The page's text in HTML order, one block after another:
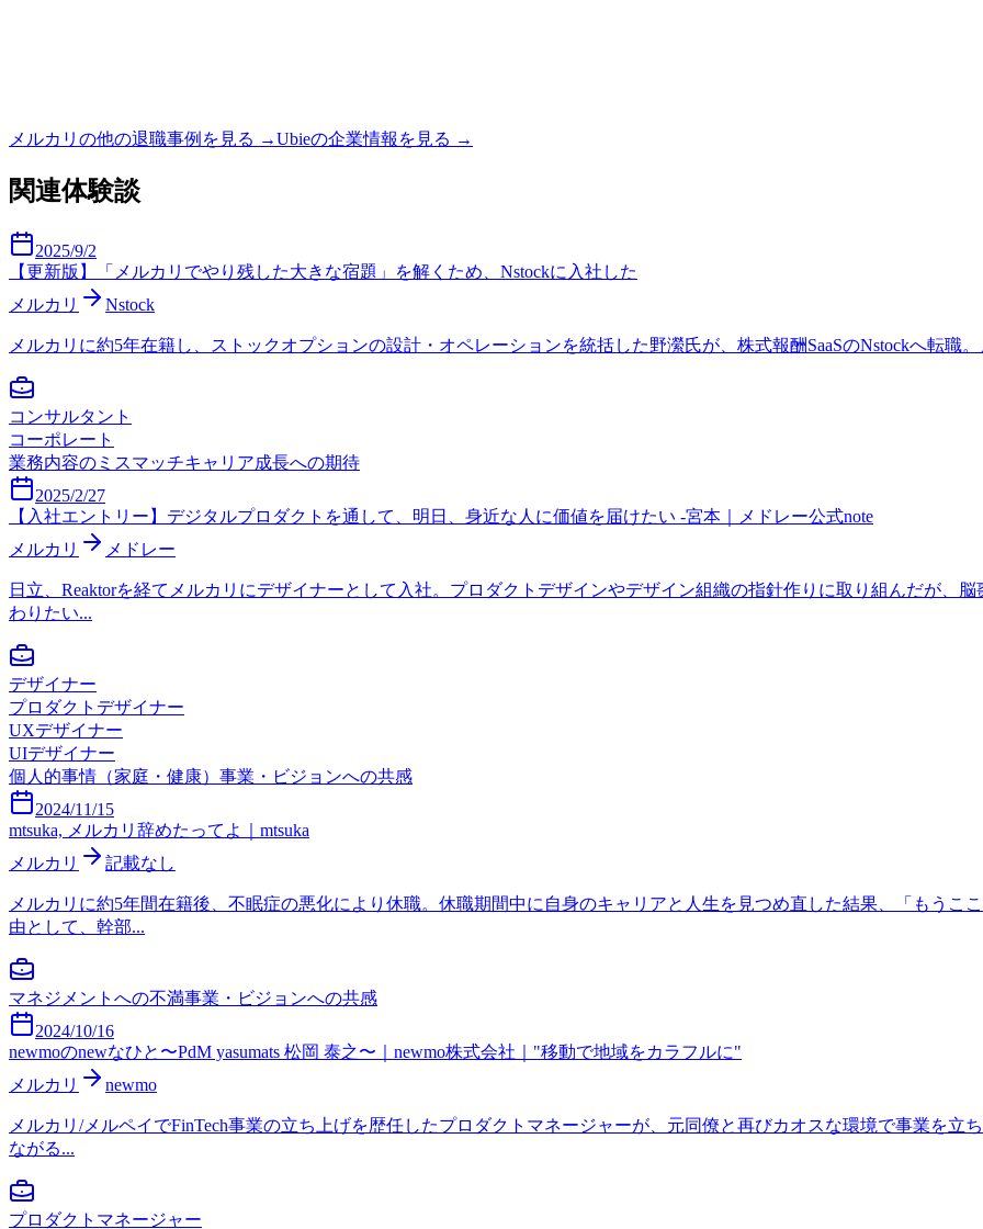
メルカリ の他の退職事例を見る →Ubieの企業情報を見る →
関連体験談
2025/9/2
【更新版】「メルカリでやり残した大きな宿題」を解くため、Nstockに入社した
メルカリ
Nstock
メルカリに約5年在籍し、ストックオプションの設計・オペレーションを統括した野瀠氏が、株式報酬SaaSのNstockへ転職
コンサルタント
コーポレート
業務内容のミスマッチキャリア成長への期待
2025/2/27
【入社エントリー】デジタルプロダクトを通して、明日、身近な人に価値を届けたい -宮本｜メドレー公式note
メルカリ
メドレー
日立、Reaktorを経てメルカリにデザイナーとして入社。プロダクトデザインやデザイン組織の指針作りに取り組んだが、
わりたい...
デザイナー
プロダクトデザイナー
UXデザイナー
UIデザイナー
個人的事情（家庭・健康） 事業・ビジョンへの共感
2024/11/15
mtsuka, メルカリ辞めたってよ｜mtsuka
メルカリ
記載なし
メルカリに約5年間在籍後、不眠症の悪化により休職。休職期間中に自身のキャリアと人生を見つめ直した結果、「もうこ
由として、幹部...
マネジメントへの不満事業・ビジョンへの共感
2024/10/16
newmoのnewなひと〜PdM yasumats 松岡 泰之〜｜newmo株式会社｜"移動で地域をカラフルに"
メルカリ
newmo
メルカリ/メルペイでFinTech事業の立ち上げを歴任したプロダクトマネージャーが、元同僚と再びカオスな環境で事業を
ながる...
プロダクトマネージャー